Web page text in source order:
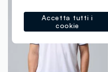
Accetta tutti i
cookie